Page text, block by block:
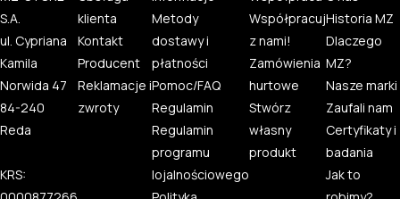
S.A.
ul. Cypriana
Kamila
Norwida 47
84-240
Reda
KRS:
klienta
Kontakt
Producent
Reklamacje i
zwroty
Metody
dostawy i
płatności
Pomoc/FAQ
Regulamin
Regulamin
programu
lojalnościowego
Współpracuj
z nami!
Zamówienia
hurtowe
Stwórz
własny
produkt
Historia MZ
Dlaczego
MZ?
Nasze marki
Zaufali nam
Certyfikaty i
badania
Jak to